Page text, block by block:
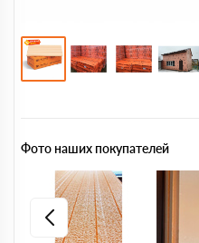
Фото наших покупателей